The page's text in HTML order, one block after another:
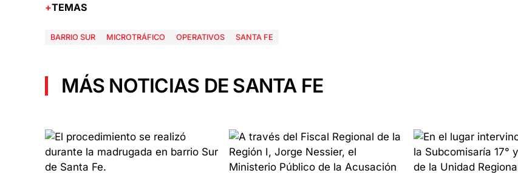
TEMAS
BARRIO SUR MICROTRÁFICO OPERATIVOS SANTA FE
MÁS NOTICIAS DE SANTA FE